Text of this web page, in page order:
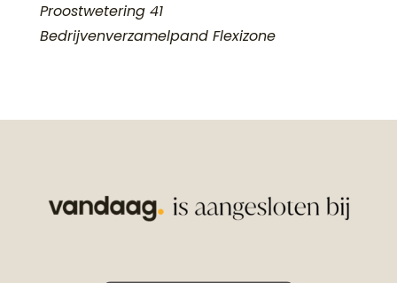
Proostwetering 41
Bedrijvenverzamelpand Flexizone